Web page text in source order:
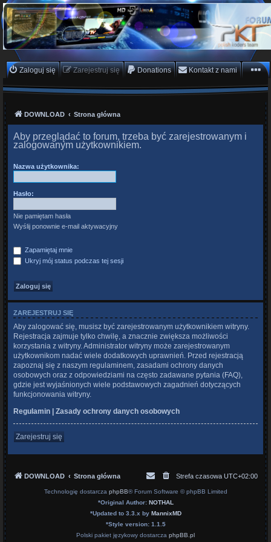
PKTeam - Polish Koders
Team
Hyperion, Enigma, E2, PKT, listy kanałów, oscam
Zaloguj się Zarejestruj się Donations Kontakt z nami
DOWNLOAD Strona główna
Aby przeglądać to forum, trzeba być zarejestrowanym i
zalogowanym użytkownikiem.
Nazwa użytkownika:
Hasło:
Nie pamiętam hasła
Wyślij ponownie e-mail aktywacyjny
Zapamiętaj mnie
Ukryj mój status podczas tej sesji
ZAREJESTRUJ SIĘ
Aby zalogować się, musisz być zarejestrowanym użytkownikiem witryny.
Rejestracja zajmuje tylko chwilę, a znacznie zwiększa możliwości
korzystania z witryny. Administrator witryny może zarejestrowanym
użytkownikom nadać wiele dodatkowych uprawnień. Przed rejestracją
zapoznaj się z naszym regulaminem, zasadami ochrony danych
osobowych oraz z odpowiedziami na często zadawane pytania (FAQ),
gdzie jest wyjaśnionych wiele podstawowych zagadnień dotyczących
funkcjonowania witryny.
Regulamin | Zasady ochrony danych osobowych
Zarejestruj się
DOWNLOAD Strona główna Strefa czasowa UTC+02:00
Technologię dostarcza phpBB® Forum Software © phpBB Limited
*Original Author: NOTHAL
*Updated to 3.3.x by MannixMD
*Style version: 1.1.5
Polski pakiet językowy dostarcza phpBB.pl